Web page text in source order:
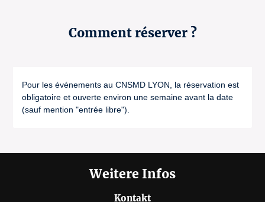
Comment réserver ?
Pour les événements au CNSMD LYON, la réservation est
obligatoire et ouverte environ une semaine avant la date
(sauf mention "entrée libre").
Weitere Infos
Kontakt